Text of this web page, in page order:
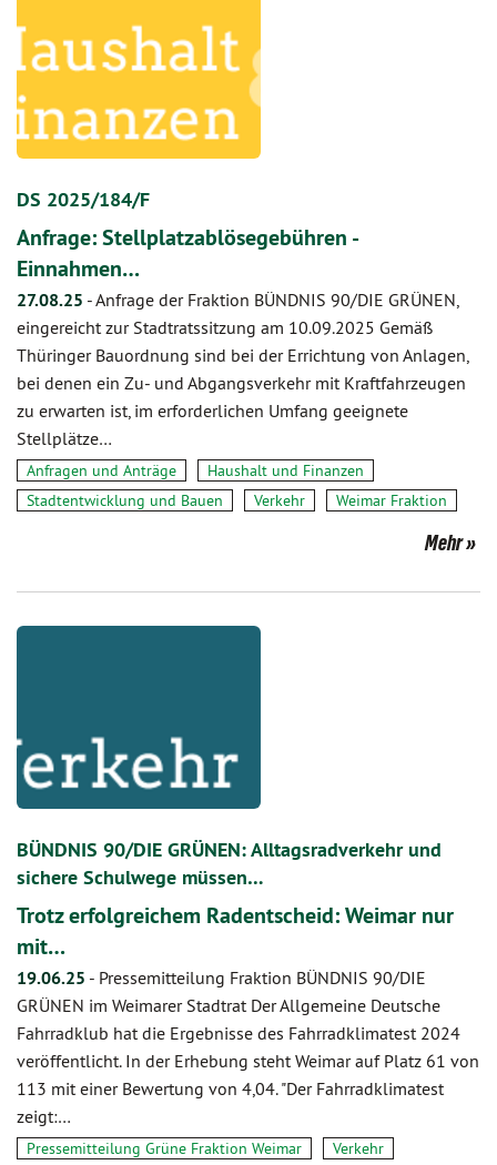
DS 2025/184/F
Anfrage: Stellplatzablösegebühren -
Einnahmen…
27.08.25 -Anfrage der Fraktion BÜNDNIS 90/DIE GRÜNEN,
eingereicht zur Stadtratssitzung am 10.09.2025 Gemäß
Thüringer Bauordnung sind bei der Errichtung von Anlagen,
bei denen ein Zu- und Abgangsverkehr mit Kraftfahrzeugen
zu erwarten ist, im erforderlichen Umfang geeignete
Stellplätze…
Anfragen und Anträge
Haushalt und Finanzen
Stadtentwicklung und Bauen
Verkehr Weimar Fraktion
Mehr
BÜNDNIS 90/DIE GRÜNEN: Alltagsradverkehr und
sichere Schulwege müssen…
Trotz erfolgreichem Radentscheid: Weimar nur
mit…
19.06.25 - Pressemitteilung Fraktion BÜNDNIS 90/DIE
GRÜNEN im Weimarer Stadtrat Der Allgemeine Deutsche
Fahrradklub hat die Ergebnisse des Fahrradklimatest 2024
veröffentlicht. In der Erhebung steht Weimar auf Platz 61 von
113 mit einer Bewertung von 4,04. "Der Fahrradklimatest
zeigt:…
Pressemitteilung Grüne Fraktion Weimar
Verkehr